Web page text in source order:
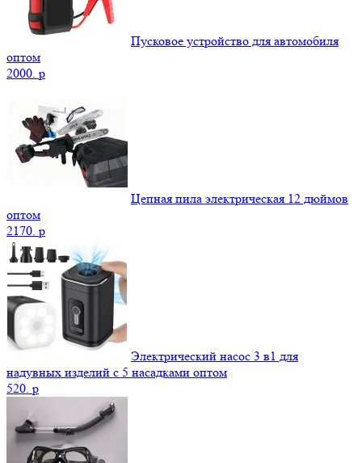
Пусковое устройство для автомобиля
оптом
2000. p
Цепная пила электрическая 12 дюймов
оптом
2170. p
Электрический насос 3 в1 для
надувных изделий с 5 насадками оптом
520. p